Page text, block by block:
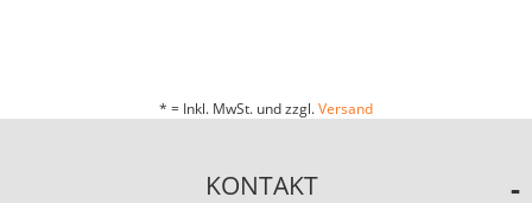
* = Inkl. MwSt. und zzgl.Versand
KONTAKT